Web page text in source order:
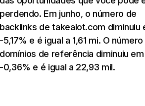
perdendo. Em junho, o número de
backlinks de takealot.com diminuiu
-5,17% e é igual a 1,61 mi. O
domínios de referência diminuiu em
-0,36% e é igual a 22,93 mil.